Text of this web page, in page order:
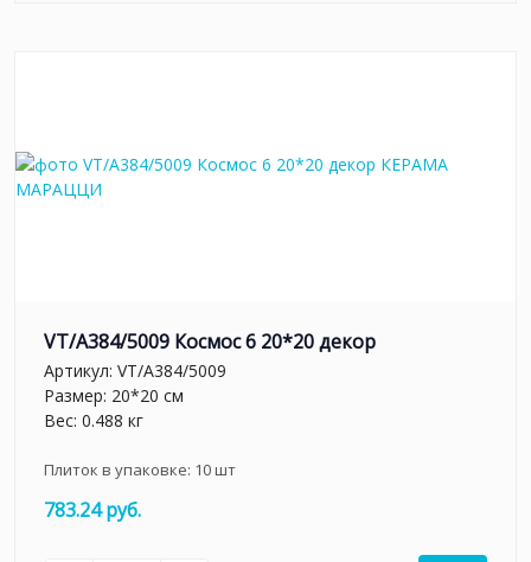
VT/A384/5009 Космос 6 20*20 декор
Артикул: VT/A384/5009
Размер: 20*20 см
Вес: 0.488 кг
Плиток в упаковке: 10шт
783.24 руб.